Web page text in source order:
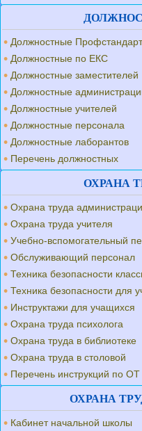
Должностные Профстандарт
Должностные по ЕКС
Должностные заместителей
Должностные
Должностные учителей
Должностные персонала
Должностные лаборантов
Перечень должностных
ОХРАНА
Охрана труда
Охрана труда учителя
Учебно-вспомогательный
Обслуживающий персонал
Техника безопасности
Техника безопасности для
Инструктажи для учащихся
Охрана труда психолога
Охрана труда в библиотеке
Охрана труда в столовой
Перечень инструкций по ОТ
ОХРАНА
Кабинет начальной школы